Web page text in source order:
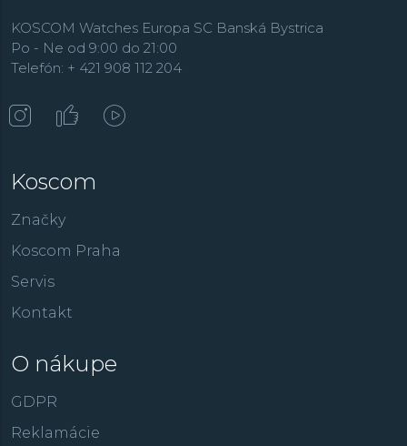
KOSCOM Watches Europa SC Banská Bystrica
Po - Ne od 9:00 do 21:00
Telefón: + 421 908 112 204
Koscom
Značky
Koscom Praha
Servis
Kontakt
O nákupe
GDPR
Reklamácie